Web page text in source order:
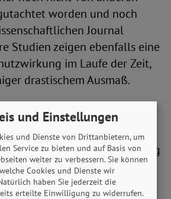
worden und noch
Journal
Studien zeigen ebenfalls eine
im Laufe der Zeit,
drastischem Ausmaß.
der Booster-Impfung
gestaltet sich die
in
und Einstellungen
und Dienste von Drittanbietern, um
Service zu bieten und auf Basis von
weiter zu verbessern. Sie können
Cookies und Dienste wir
haben Sie jederzeit die
erteilte Einwilligung zu widerrufen.